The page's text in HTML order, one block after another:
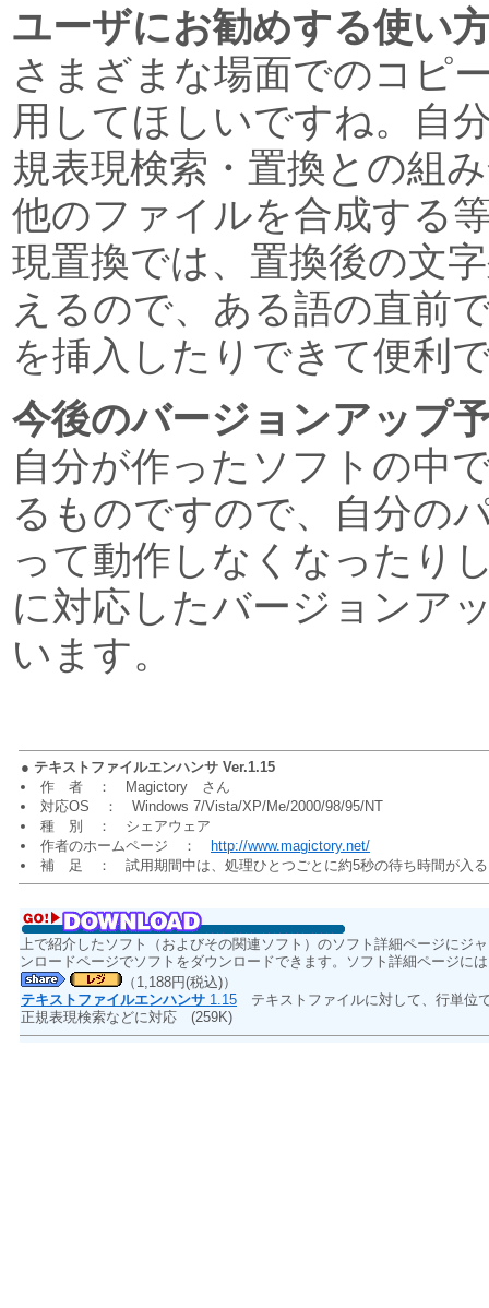
ユーザにお勧めする使い
さまざまな場面でのコピ
用してほしいですね。自
規表現検索・置換との組
他のファイルを合成する
現置換では、置換後の文
えるので、ある語の直前
を挿入したりできて便利
今後のバージョンアップ
自分が作ったソフトの中
るものですので、自分の
って動作しなくなったり
に対応したバージョンア
います。
● テキストファイルエンハンサ Ver.1.15
作 者 ： Magictory さん
対応OS ： Windows 7/Vista/XP/Me/2000/98/95/NT
種 別 ： シェアウェア
作者のホームページ ：
http://www.magictory.net/
補 足 ： 試用期間中は、処理ひとつごとに約5秒の待ち時間が入る
上で紹介したソフト（およびその関連ソフト）のソフト詳細ページにジ
ンロードページでソフトをダウンロードできます。ソフト詳細ページに
（1,188円(税込)）
テキストファイルエンハンサ 1.15 テキストファイルに対して、行単位
正規表現検索などに対応 (259K)